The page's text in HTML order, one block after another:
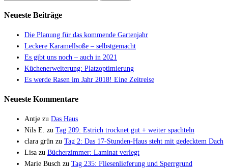
Neueste Beiträge
Die Planung für das kommende Gartenjahr
Leckere Karamellsoße – selbstgemacht
Es gibt uns noch – auch in 2021
Küchenerweiterung: Platzoptimierung
Es werde Rasen im Jahr 2018! Eine Zeitreise
Neueste Kommentare
Antje zu Das Haus
Nils E. zu Tag 209: Estrich trocknet gut + weiter spachteln
clara grün zu Tag 2: Das 17-Stunden-Haus steht mit gedecktem Dach
Lisa zu Bücherzimmer: Laminat verlegt
Marie Busch zu Tag 235: Fliesenlieferung und Sperrgrund